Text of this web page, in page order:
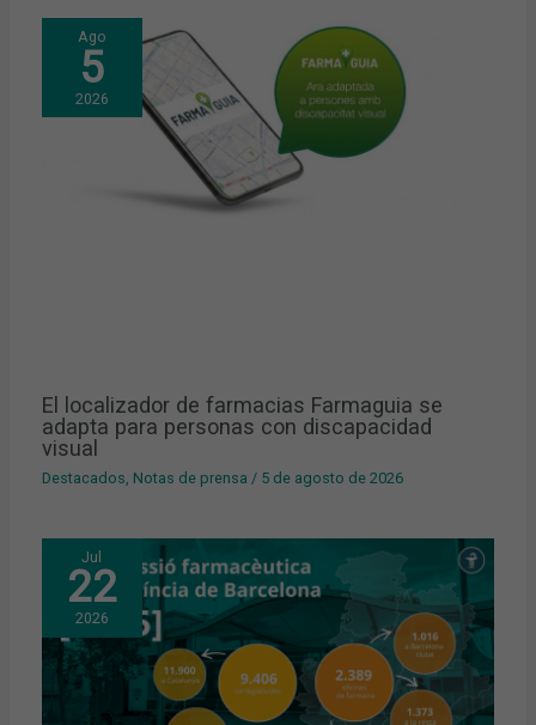
Ago
5
2026
El localizador de farmacias Farmaguia se
adapta para personas con discapacidad
visual
Destacados, Notas de prensa / 5 de agosto de 2026
Jul
22
2026